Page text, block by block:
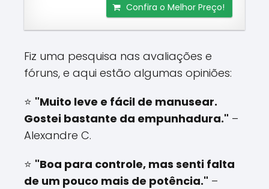
Confira o Melhor Preço!
Fiz uma pesquisa nas avaliações e
fóruns, e aqui estão algumas opiniões:
⭐ "Muito leve e fácil de manusear.
Gostei bastante da empunhadura." –
Alexandre C.
⭐ "Boa para controle, mas senti falta
de um pouco mais de potência." –